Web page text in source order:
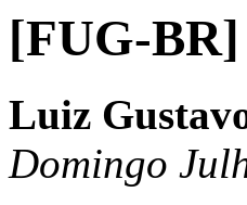
[FUG-BR]
Luiz
Domingo